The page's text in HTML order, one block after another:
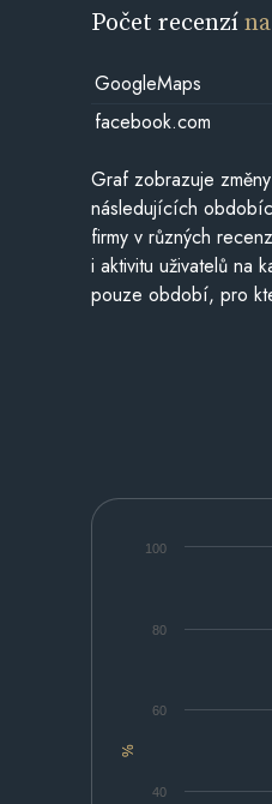
Počet recenzí
GoogleMaps
facebook.com
Graf zobrazuje
následujících
firmy v různých
i aktivitu uživatelů na
pouze období, pro
%
40
60
80
100